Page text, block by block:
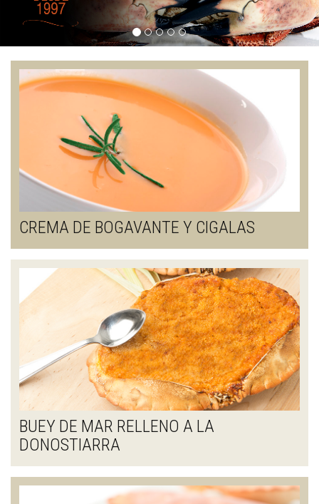
CREMA DE BOGAVANTE Y CIGALAS
BUEY DE MAR RELLENO A LA
DONOSTIARRA